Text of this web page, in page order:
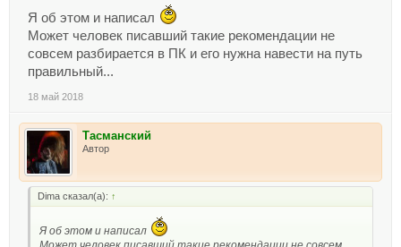
Я об этом и написал
Может человек писавший такие рекомендации не
совсем разбирается в ПК и его нужна навести на путь
правильный...
18 май 2018
Тасманский
Автор
Dima сказал(а): ↑
Я об этом и написал